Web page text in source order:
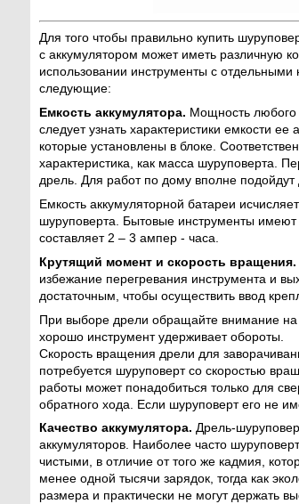
Для того чтобы правильно купить
с аккумулятором может иметь различную
использовании инструменты с
следующие:
Емкость аккумулятора. Мощность любого
следует узнать характеристики емкости
которые установлены в блоке.
характеристика, как масса шуруповерта.
дрель. Для работ по дому вполне
Емкость аккумуляторной батареи
шуруповерта. Бытовые инструменты
составляет 2 – 3 ампер - часа.
Крутящий момент и скорость вращения.
избежание перегревания инструмента и
достаточным, чтобы осуществить ввод
При выборе дрели обращайте внимание на
хорошо инструмент удерживает обороты.
Скорость вращения дрели для
потребуется шуруповерт со скоростью
работы может понадобиться только для
обратного хода. Если шуруповерт его не
Качество аккумулятора. Дрель-
аккумуляторов. Наиболее часто
чистыми, в отличие от того же кадмия,
менее одной тысячи зарядок, тогда как
размера и практически не могут держать